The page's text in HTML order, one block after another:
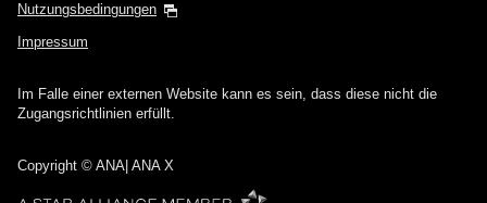
Nutzungsbedingungen
Impressum
Im Falle einer externen Website kann es sein, dass diese nicht die
Zugangsrichtlinien erfüllt.
Copyright © ANA| ANA X